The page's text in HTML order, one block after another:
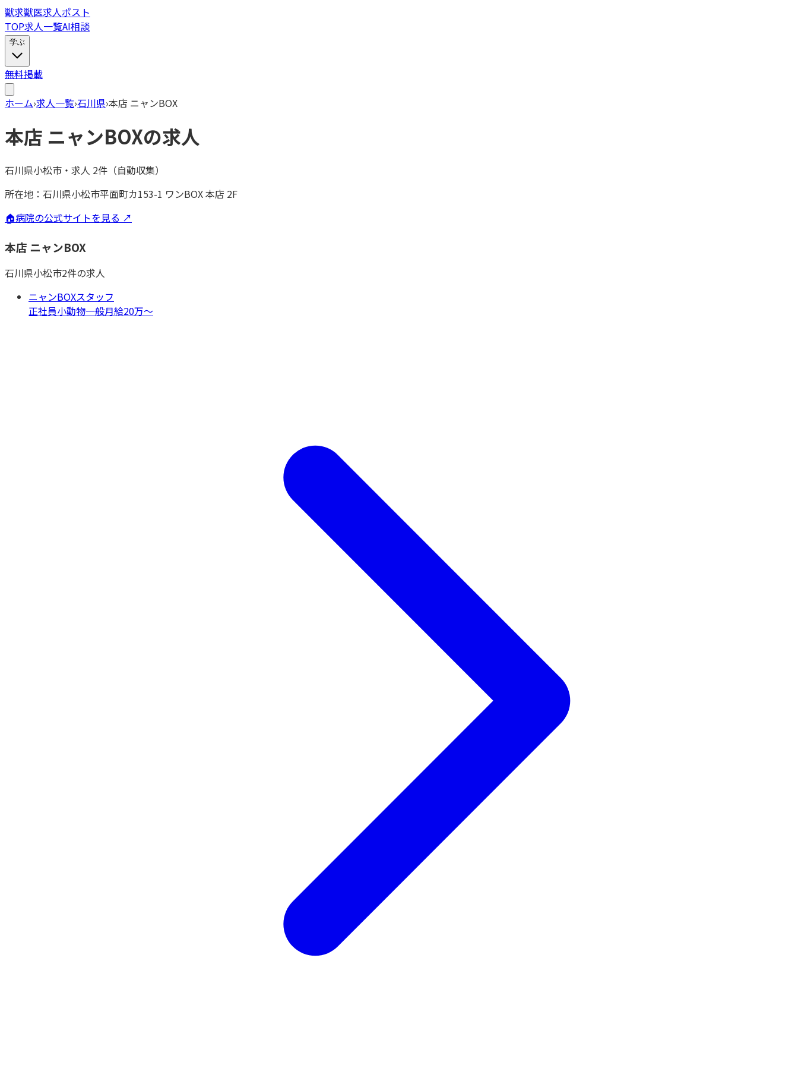
獣求獣医求人ポスト
TOP求人一覧AI相談
学ぶ
無料掲載
ホーム›求人一覧›石川県›本店 ニャンBOX
本店 ニャンBOXの求人
石川県小松市 ・ 求人 2件（自動収集）
所在地： 石川県小松市平面町カ153-1 ワンBOX 本店 2F
🏠病院の公式サイトを見る ↗
本店 ニャンBOX
石川県小松市2件の求人
ニャンBOXスタッフ
正社員小動物一般月給20万〜